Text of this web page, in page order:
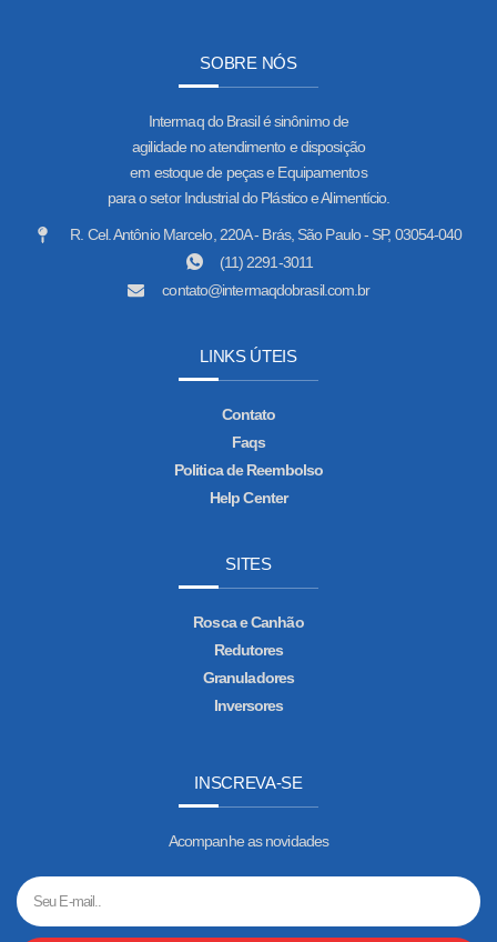
SOBRE NÓS
Intermaq do Brasil é sinônimo de
agilidade no atendimento e disposição
em estoque de peças e Equipamentos
para o setor Industrial do Plástico e Alimentício.
R. Cel. Antônio Marcelo, 220A - Brás, São Paulo - SP, 03054-040
(11) 2291-3011
contato@intermaqdobrasil.com.br
LINKS ÚTEIS
Contato
Faqs
Politica de Reembolso
Help Center
SITES
Rosca e Canhão
Redutores
Granuladores
Inversores
INSCREVA-SE
Acompanhe as novidades